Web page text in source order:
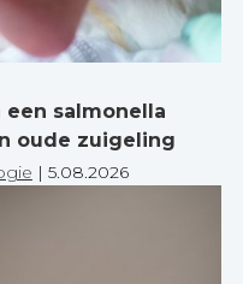
salmonella
oude zuigeling
| 5.08.2026